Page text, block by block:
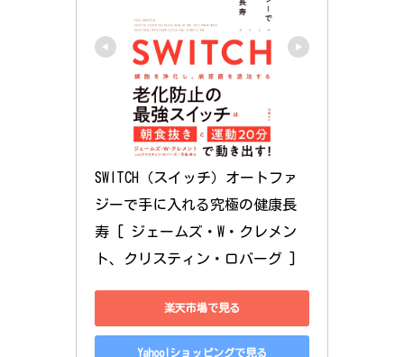
SWITCH（スイッチ）オートファ
ジーで手に入れる究極の健康長
寿 [ ジェームズ・W・クレメン
ト、クリスティン・ロバーグ ]
楽天市場で見る
Yahoo!ショッピングで見る